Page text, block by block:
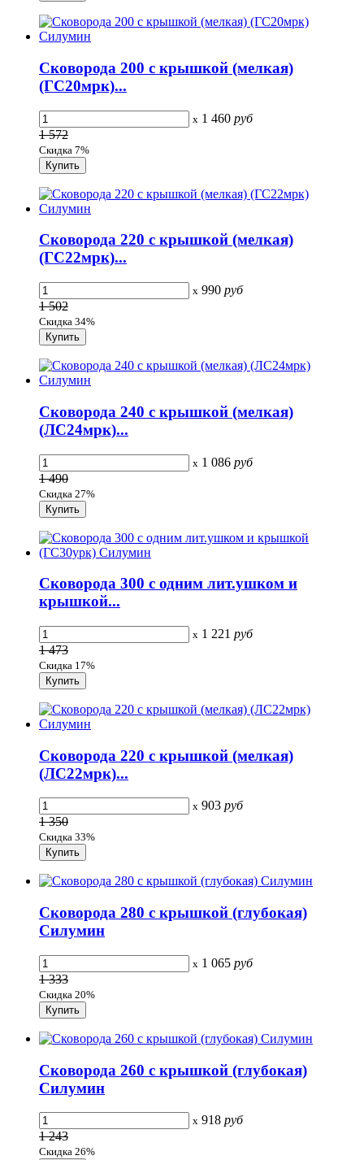
Сковорода 200 с крышкой (мелкая)
(ГС20мpк)...
x 1 460 руб
1 572
Скидка 7%
Сковорода 220 с крышкой (мелкая)
(ГС22мpк)...
x 990 руб
1 502
Скидка 34%
Сковорода 240 с крышкой (мелкая)
(ЛС24мpк)...
x 1 086 руб
1 490
Скидка 27%
Сковорода 300 с одним лит.ушком и
крышкой...
x 1 221 руб
1 473
Скидка 17%
Сковорода 220 с крышкой (мелкая)
(ЛС22мpк)...
x 903 руб
1 350
Скидка 33%
Сковорода 280 с крышкой (глубокая)
Силумин
x 1 065 руб
1 333
Скидка 20%
Сковорода 260 с крышкой (глубокая)
Силумин
x 918 руб
1 243
Скидка 26%